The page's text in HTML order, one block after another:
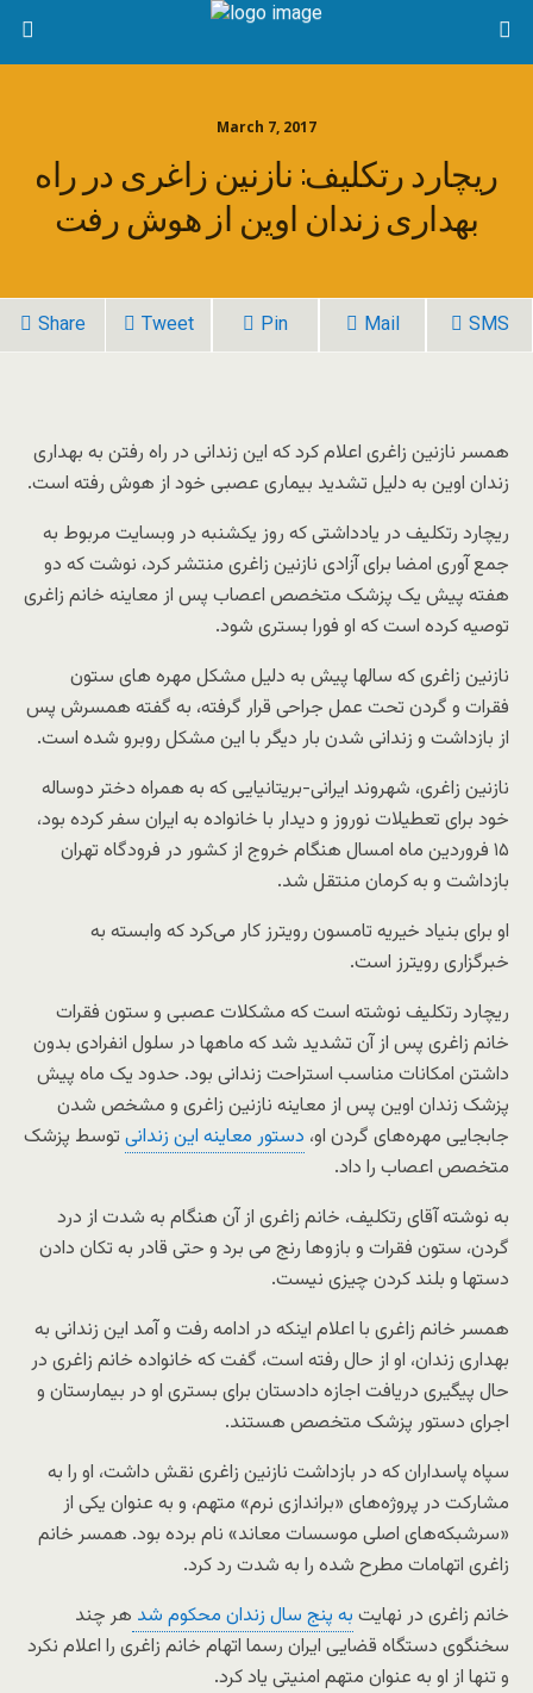
March 7, 2017
ریچارد رتکلیف: نازنین زاغری در راه
بهداری زندان اوین از هوش رفت
Share Tweet Pin Mail SMS
همسر نازنین زاغری اعلام کرد که این زندانی در راه رفتن به بهداری
زندان اوین به دلیل تشدید بیماری عصبی خود از هوش رفته است.
ریچارد رتکلیف در یادداشتی که روز یکشنبه در وبسایت مربوط به
جمع آوری امضا برای آزادی نازنین زاغری منتشر کرد، نوشت که دو
هفته پیش یک پزشک متخصص اعصاب پس از معاینه خانم زاغری
توصیه کرده است که او فورا بستری شود.
نازنین زاغری که سالها پیش به دلیل مشکل مهره های ستون
فقرات و گردن تحت عمل جراحی قرار گرفته، به گفته همسرش پس
از بازداشت و زندانی شدن بار دیگر با این مشکل روبرو شده است.
نازنین زاغری، شهروند ایرانی-بریتانیایی که به همراه دختر دوساله
خود برای تعطیلات نوروز و دیدار با خانواده به ایران سفر کرده بود،
۱۵ فروردین ماه امسال هنگام خروج از کشور در فرودگاه تهران
بازداشت و به کرمان منتقل شد.
او برای بنیاد خیریه تامسون رویترز کار می‌کرد که وابسته به
خبرگزاری رویترز است.
ریچارد رتکلیف نوشته است که مشکلات عصبی و ستون فقرات
خانم زاغری پس از آن تشدید شد که ماهها در سلول انفرادی بدون
داشتن امکانات مناسب استراحت زندانی بود. حدود یک ماه پیش
پزشک زندان اوین پس از معاینه نازنین زاغری و مشخص شدن
جابجایی مهره‌های گردن او، دستور معاینه این زندانی توسط پزشک
متخصص اعصاب را داد.
به نوشته آقای رتکلیف، خانم زاغری از آن هنگام به شدت از درد
گردن، ستون فقرات و بازوها رنج می برد و حتی قادر به تکان دادن
دستها و بلند کردن چیزی نیست.
همسر خانم زاغری با اعلام اینکه در ادامه رفت و آمد این زندانی به
بهداری زندان، او از حال رفته است، گفت که خانواده خانم زاغری در
حال پیگیری دریافت اجازه دادستان برای بستری او در بیمارستان و
اجرای دستور پزشک متخصص هستند.
سپاه پاسداران که در بازداشت نازنین زاغری نقش داشت، او را به
مشارکت در پروژه‌های «براندازی نرم» متهم، و به عنوان یکی از
«سرشبکه‌های اصلی موسسات معاند» نام برده بود. همسر خانم
زاغری اتهامات مطرح شده را به شدت رد کرد.
خانم زاغری در نهایت به پنج سال زندان محکوم شد هر چند
سخنگوی دستگاه قضایی ایران رسما اتهام خانم زاغری را اعلام نکرد
و تنها از او به عنوان متهم امنیتی یاد کرد.